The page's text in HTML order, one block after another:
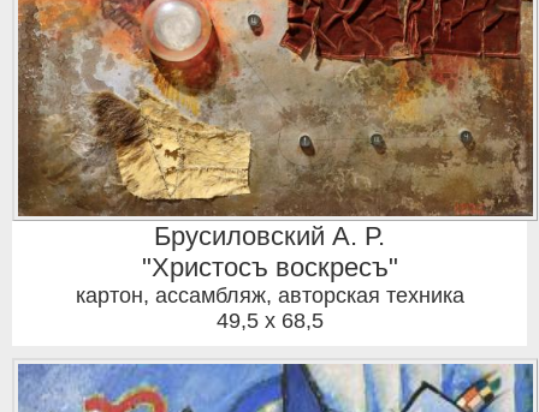
Брусиловский А. Р.
"Христосъ воскресъ"
картон, ассамбляж, авторская техника
49,5 x 68,5